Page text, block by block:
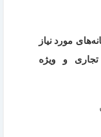
مورد نیاز
تجاری و ویژه